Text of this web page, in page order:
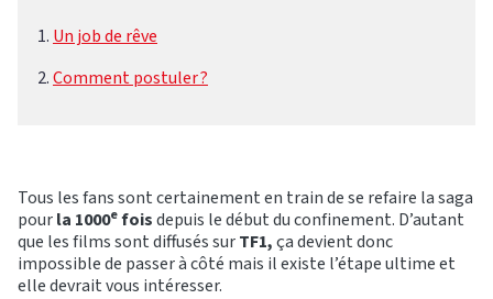
Un job de rêve
Comment postuler ?
Tous les fans sont certainement en train de se refaire la saga
pourla 1000efoisdepuis le début du confinement. D’autant
que les films sont diffusés surTF1,ça devient donc
impossible de passer à côté mais il existe l’étape ultime et
elle devrait vous intéresser.